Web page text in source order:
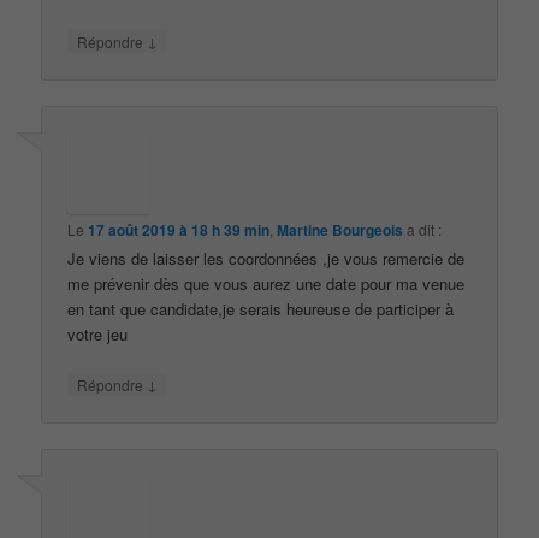
Répondre ↓
Le 17 août 2019 à 18 h 39 min Martine Bourgeois a dit :
Je viens de laisser les coordonnées ,je vous remercie de
me prévenir dès que vous aurez une date pour ma venue
en tant que candidate,je serais heureuse de participer à
votre jeu
Répondre ↓